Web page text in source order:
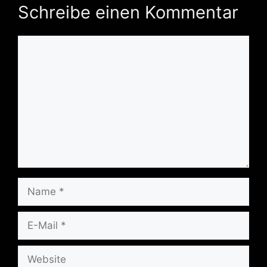
Schreibe einen Kommentar
Mail